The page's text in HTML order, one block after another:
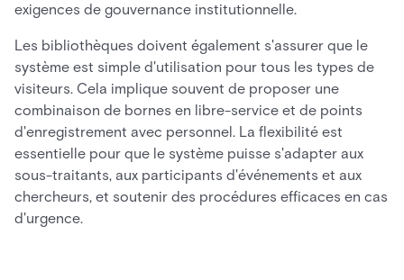
exigences de gouvernance institutionnelle.
Les bibliothèques doivent également s'assurer que le
système est simple d'utilisation pour tous les types de
visiteurs. Cela implique souvent de proposer une
combinaison de bornes en libre-service et de points
d'enregistrement avec personnel. La flexibilité est
essentielle pour que le système puisse s'adapter aux
sous-traitants, aux participants d'événements et aux
chercheurs, et soutenir des procédures efficaces en cas
d'urgence.